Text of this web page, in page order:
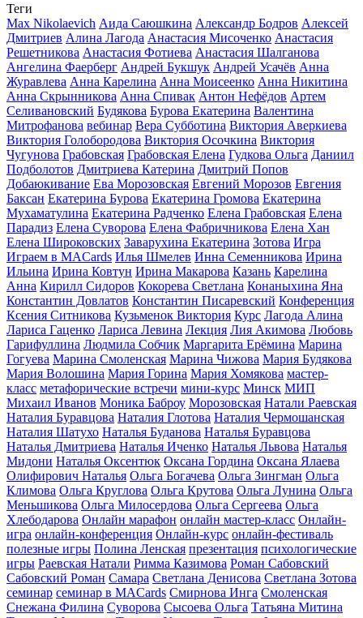
Теги
Max Nikolaevich Аида Саюшкина Александр Бодров Алексей
Дмитриев Алина Лагода Анастасия Мисоченко Анастасия
Решетникова Анастасия Фотиева Анастасия Шалганова
Ангелина Фаерберг Андрей Букшук Андрей Усачёв Анна
Журавлева Анна Карелина Анна Моисеенко Анна Никитина
Анна Скрынникова Анна Спивак Антон Нефёдов Артем
Селивановский Будякова Бурова Екатерина Валентина
Митрофанова вебинар Вера Субботина Виктория Аверкиева
Виктория Голобородова Виктория Осочкина Виктория
Чугунова Грабовская Грабовская Елена Гудкова Ольга Даниил
Подболотов Дмитриева Катерина Дмитрий Попов
Добаюкивание Ева Морозовская Евгений Морозов Евгения
Баксан Екатерина Бурова Екатерина Громова Екатерина
Мухаматулина Екатерина Радченко Елена Грабовская Елена
Парадиз Елена Суворова Елена Фабричникова Елена Хан
Елена Широковских Заварухина Екатерина Зотова Игра
Играем в MACards Илья Шмелев Инна Семенникова Ирина
Ильина Ирина Ковтун Ирина Макарова Казань Карелина
Анна Кирилл Сидоров Кокорева Светлана Конаныхина Яна
Константин Довлатов Константин Писаревский Конференция
Ксения Ситникова Кузьменок Виктория Курс Лагода Алина
Лариса Гаценко Лариса Левина Лекция Лия Акимова Любовь
Гарифуллина Людмила Собчик Маргарита Ерёмина Марина
Гогуева Марина Смоленская Марина Чижова Мария Будякова
Мария Волошина Мария Горина Мария Хомякова мастер-
класс метафорические встречи мини-курс Минск МИП
Михаил Иванов Моника Баброу Морозовская Натали Раевская
Наталия Буравцова Наталия Глотова Наталия Чермошанская
Наталия Шатухо Наталья Буданова Наталья Буравцова
Наталья Дмитриева Наталья Иченко Наталья Львова Наталья
Мидони Наталья Оксентюк Оксана Гордина Оксана Ялаева
Олифирович Наталья Ольга Богачева Ольга Зингман Ольга
Климова Ольга Круглова Ольга Крутова Ольга Лунина Ольга
Меньшикова Ольга Милосердова Ольга Сергеева Ольга
Хлебодарова Онлайн марафон онлайн мастер-класс Онлайн-
игра онлайн-конференция Онлайн-курс онлайн-фестиваль
полезные игры Полина Ленская презентация психологические
игры Раевская Натали Римма Казимова Роман Сабовский
Сабовский Роман Самара Светлана Денисова Светлана Зотова
семинар семинар в MACards Смирнова Инга Смоленская
Снежана Филина Суворова Сысоева Ольга Татьяна Митина